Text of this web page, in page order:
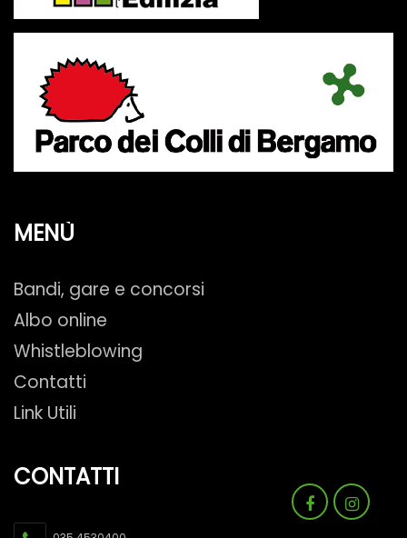
MENÙ
Bandi, gare e concorsi
Albo online
Whistleblowing
Contatti
Link Utili
CONTATTI